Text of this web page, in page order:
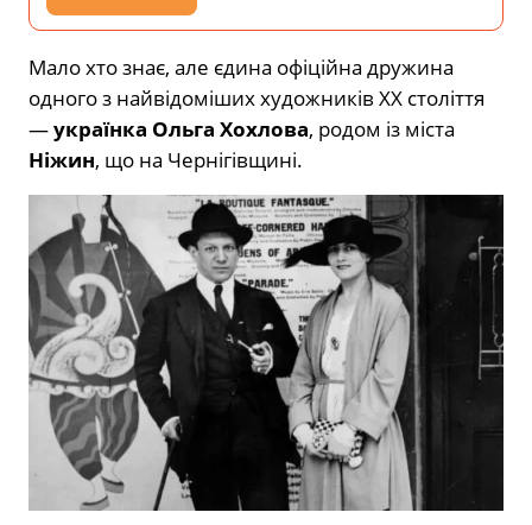
Мало хто знає, але єдина офіційна дружина
одного з найвідоміших художників ХХ століття
—українка Ольга Хохлова, родом із міста
Ніжин, що на Чернігівщині.